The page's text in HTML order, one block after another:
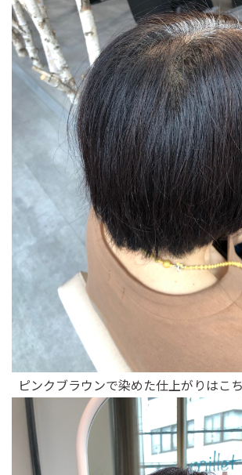
ピンクブラウンで染めた仕上がりはこ